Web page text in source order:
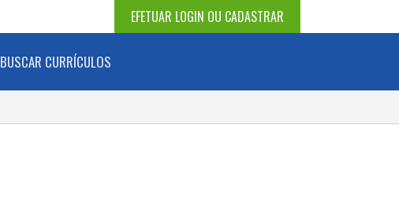
EFETUAR LOGIN OU CADASTRAR
BUSCAR CURRÍCULOS